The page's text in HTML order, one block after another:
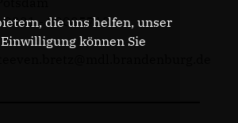
0331 - 20085713
die uns helfen, unser
können Sie